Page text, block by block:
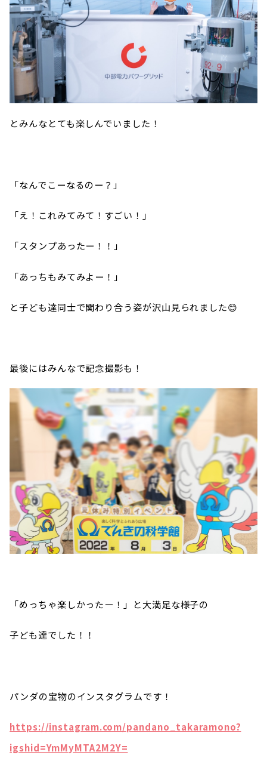
とみんなとても楽しんでいました！
「なんでこーなるのー？」
「え！これみてみて！すごい！」
「スタンプあったー！！」
「あっちもみてみよー！」
と子ども達同士で関わり合う姿が沢山見られました😊
最後にはみんなで記念撮影も！
「めっちゃ楽しかったー！」と大満足な様子の
子ども達でした！！
パンダの宝物のインスタグラムです！
https://instagram.com/pandano_takaramono?
igshid=YmMyMTA2M2Y=